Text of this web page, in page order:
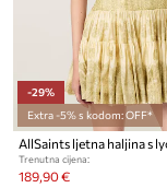
-29%
Extra -5% s kodom: OFF*
Trenutna cijena:
189,90 €